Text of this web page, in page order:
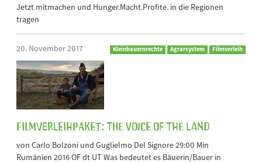
Jetzt mitmachen und Hunger.Macht.Profite. in die Regionen
tragen
20. November 2017 Kleinbauernrechte Agrarsystem Filmverleih
Filmverleihpaket: The Voice of the Land
von Carlo Bolzoni und Guglielmo Del Signore 29:00 Min
Rumänien 2016 OF dt UT Was bedeutet es Bäuerin/Bauer in